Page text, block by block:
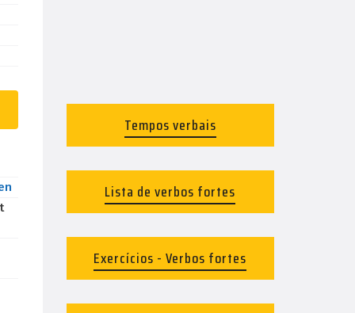
Tempos verbais
Lista de verbos fortes
Exercícios - Verbos fortes